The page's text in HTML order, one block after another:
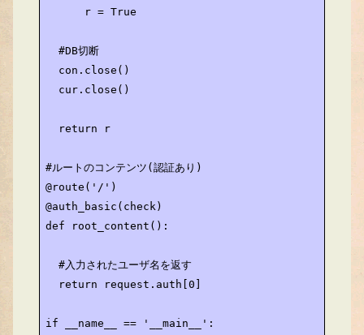
      r = True
  #DB切断
  con.close()
  cur.close()
  return r
#ルートのコンテンツ(認証あり)
@route('/')
@auth_basic(check)
def root_content():
  #入力されたユーザ名を返す
  return request.auth[0]
if __name__ == '__main__':